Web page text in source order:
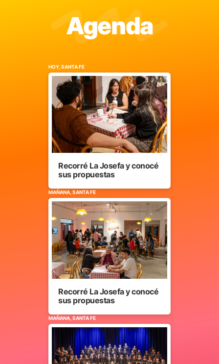
Agenda
HOY, SANTA FE
Recorré La Josefa y conocé
sus propuestas
MAÑANA, SANTA FE
Recorré La Josefa y conocé
sus propuestas
MAÑANA, SANTA FE